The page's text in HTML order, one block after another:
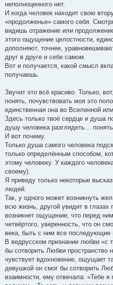
неполноценного нет.
И когда человек находит свою
«продолженье» самого себя.
видишь отражение или
этого ощущение целостности,
дополняют, точнее,
друг в друге и себе самом.
Вот и получается, какой смысл
получаешь.
Звучит это всё красиво. Только,
понять, почувствовать моя это
единственная она во Вселенной
Здесь только твоё сердце и душа
душу человека разглядеть…
И вот почему.
Только душа самого человека
только определённым способом,
этому человеку. У каждого
своему).
Я приведу только некоторые
людей.
Так, у одного может возникнуть
всю жизнь, другой увидит в глазах
возникнет ощущение, что перед
четвёртого, уверенность, что он
века, быть с ним все последующие
В ведрусском признании любви «с
бы сотворить Любви пространство
чувствует вдохновение, ощущает
девушкой он смог бы сотворить
взаимности, ему отвечала: «Тебе я